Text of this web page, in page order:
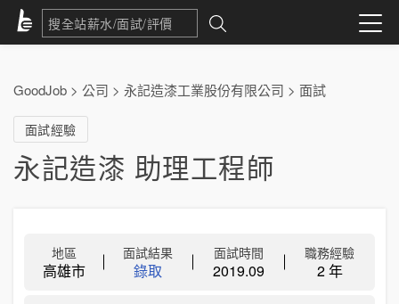
GoodJob > 公司 > 永記造漆工業股份有限公司 > 面試
面試經驗
永記造漆 助理工程師
地區
高雄市
面試結果
錄取
面試時間
2019.09
職務經驗
2 年